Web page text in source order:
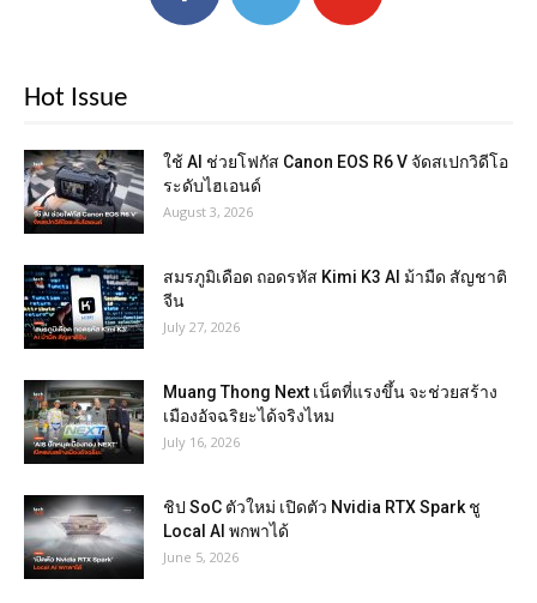
Hot Issue
ใช้ AI ช่วยโฟกัส Canon EOS R6 V จัดสเปกวิดีโอ
ระดับไฮเอนด์
August 3, 2026
สมรภูมิเดือด ถอดรหัส Kimi K3 AI ม้ามืด สัญชาติ
จีน
July 27, 2026
Muang Thong Next เน็ตที่แรงขึ้น จะช่วยสร้าง
เมืองอัจฉริยะได้จริงไหม
July 16, 2026
ชิป SoC ตัวใหม่ เปิดตัว Nvidia RTX Spark ชู
Local AI พกพาได้
June 5, 2026